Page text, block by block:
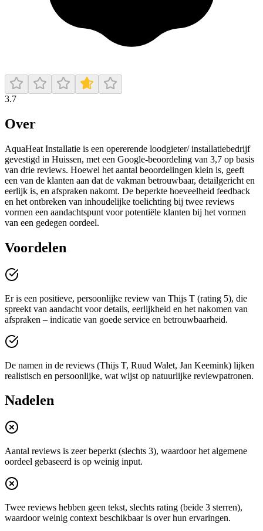
3.7
Over
AquaHeat Installatie is een opererende loodgieter/ installatiebedrijf
gevestigd in Huissen, met een Google-beoordeling van 3,7 op basis
van drie reviews. Hoewel het aantal beoordelingen klein is, geeft
een van de klanten aan dat de vakman betrouwbaar, detailgericht en
eerlijk is, en afspraken nakomt. De beperkte hoeveelheid feedback
en het ontbreken van inhoudelijke toelichting bij twee reviews
vormen een aandachtspunt voor potentiële klanten bij het vormen
van een gedegen oordeel.
Voordelen
Er is een positieve, persoonlijke review van Thijs T (rating 5), die
spreekt van aandacht voor details, eerlijkheid en het nakomen van
afspraken – indicatie van goede service en betrouwbaarheid.
De namen in de reviews (Thijs T, Ruud Walet, Jan Keemink) lijken
realistisch en persoonlijke, wat wijst op natuurlijke reviewpatronen.
Nadelen
Aantal reviews is zeer beperkt (slechts 3), waardoor het algemene
oordeel gebaseerd is op weinig input.
Twee reviews hebben geen tekst, slechts rating (beide 3 sterren),
waardoor weinig context beschikbaar is over hun ervaringen.